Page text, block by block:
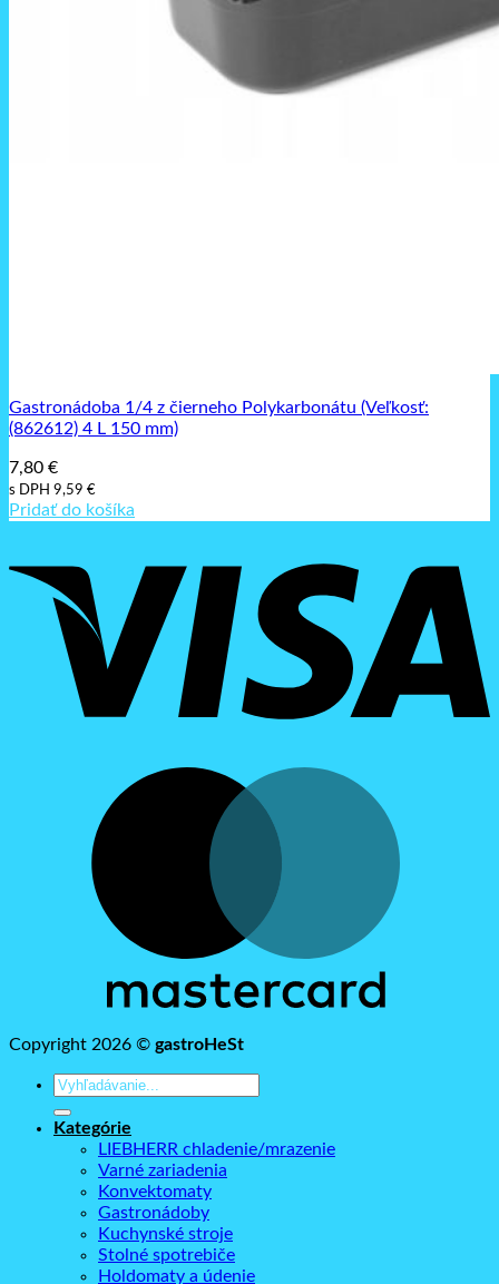
Gastronádoba 1/4 z čierneho Polykarbonátu (Veľkosť:
(862612) 4 L 150 mm)
7,80 €
s DPH 9,59 €
Pridať do košíka
Copyright 2026 © gastroHeSt
Hľadať:
Kategórie
LIEBHERR chladenie/mrazenie
Varné zariadenia
Konvektomaty
Gastronádoby
Kuchynské stroje
Stolné spotrebiče
Holdomaty a údenie